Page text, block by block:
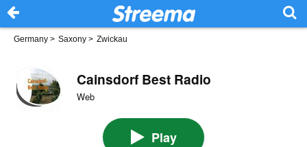
Germany > Saxony > Zwickau
Cainsdorf Best Radio
Web
Play